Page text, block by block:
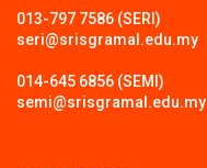
013-797 7586 (SERI)
seri@srisgramal.edu.my
014-645 6856 (SEMI)
semi@srisgramal.edu.my